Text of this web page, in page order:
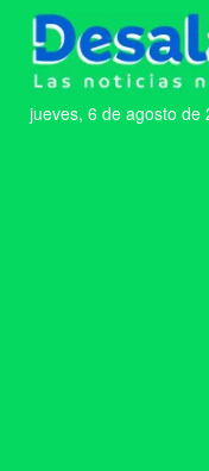
jueves, 6 de agosto de